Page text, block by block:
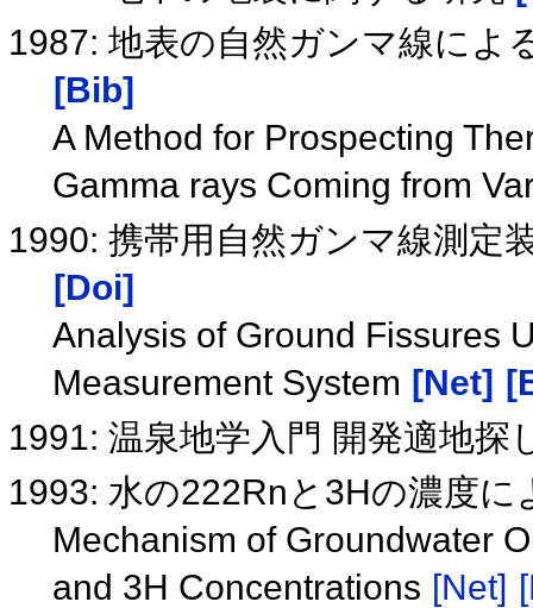
1987: 地表の自然ガンマ線によ
[Bib]
A Method for Prospecting
Gamma rays Coming from
1990: 携帯用自然ガンマ線測定
[Doi]
Analysis of Ground Fissures
Measurement System [Net]
1991: 温泉地学入門 開発適地
1993: 水の222Rnと3Hの濃度
Mechanism of Groundwater
and 3H Concentrations [Net]